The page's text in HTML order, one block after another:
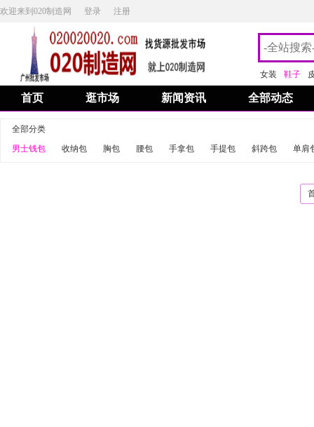
欢迎来到020制造网 登录 注册
女装 鞋子
首页 逛市场 新闻资讯 全部动态
全部分类
男士钱包
收纳包 胸包 腰包 手拿包 手提包 斜跨包 单肩